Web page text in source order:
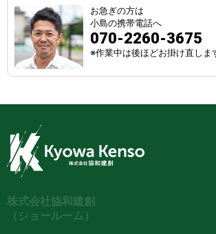
お急ぎの方は
小島の携帯電話へ
070-2260-3675
※作業中は後ほどお掛け直しま
株式会社協和建創
（ショールーム）